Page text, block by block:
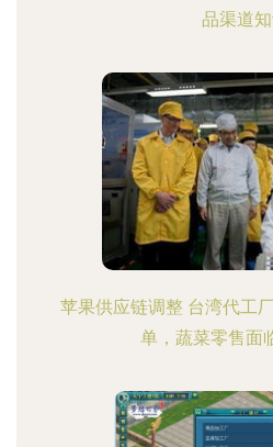
品渠道
苹果供应链调整 台湾代工
单，蔬菜零售面